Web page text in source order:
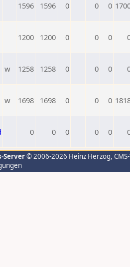
1596 1596 0 0 0
1200 1200 0 0 0
w 1258 1258 0 0 0
w 1698 1698 0 0 0
0 0 0 0 0
Server© 2006-2026 Heinz Herzog,